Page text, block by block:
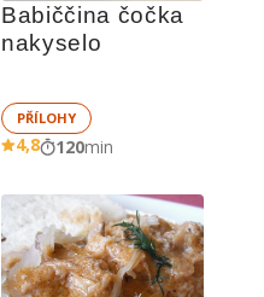
Babiččina čočka
nakyselo
PŘÍLOHY
4,8 120min